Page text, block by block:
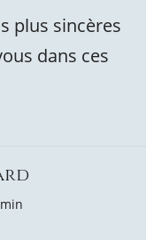
plus sincères
dans ces